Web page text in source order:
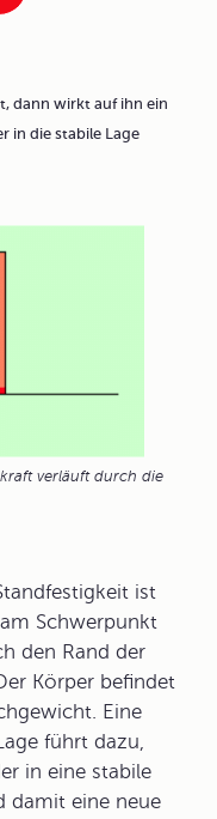
dann wirkt auf ihn ein
in die stabile Lage
verläuft durch die
ist
Schwerpunkt
den Rand der
Körper befindet
Eine
führt dazu,
in eine stabile
damit eine neue